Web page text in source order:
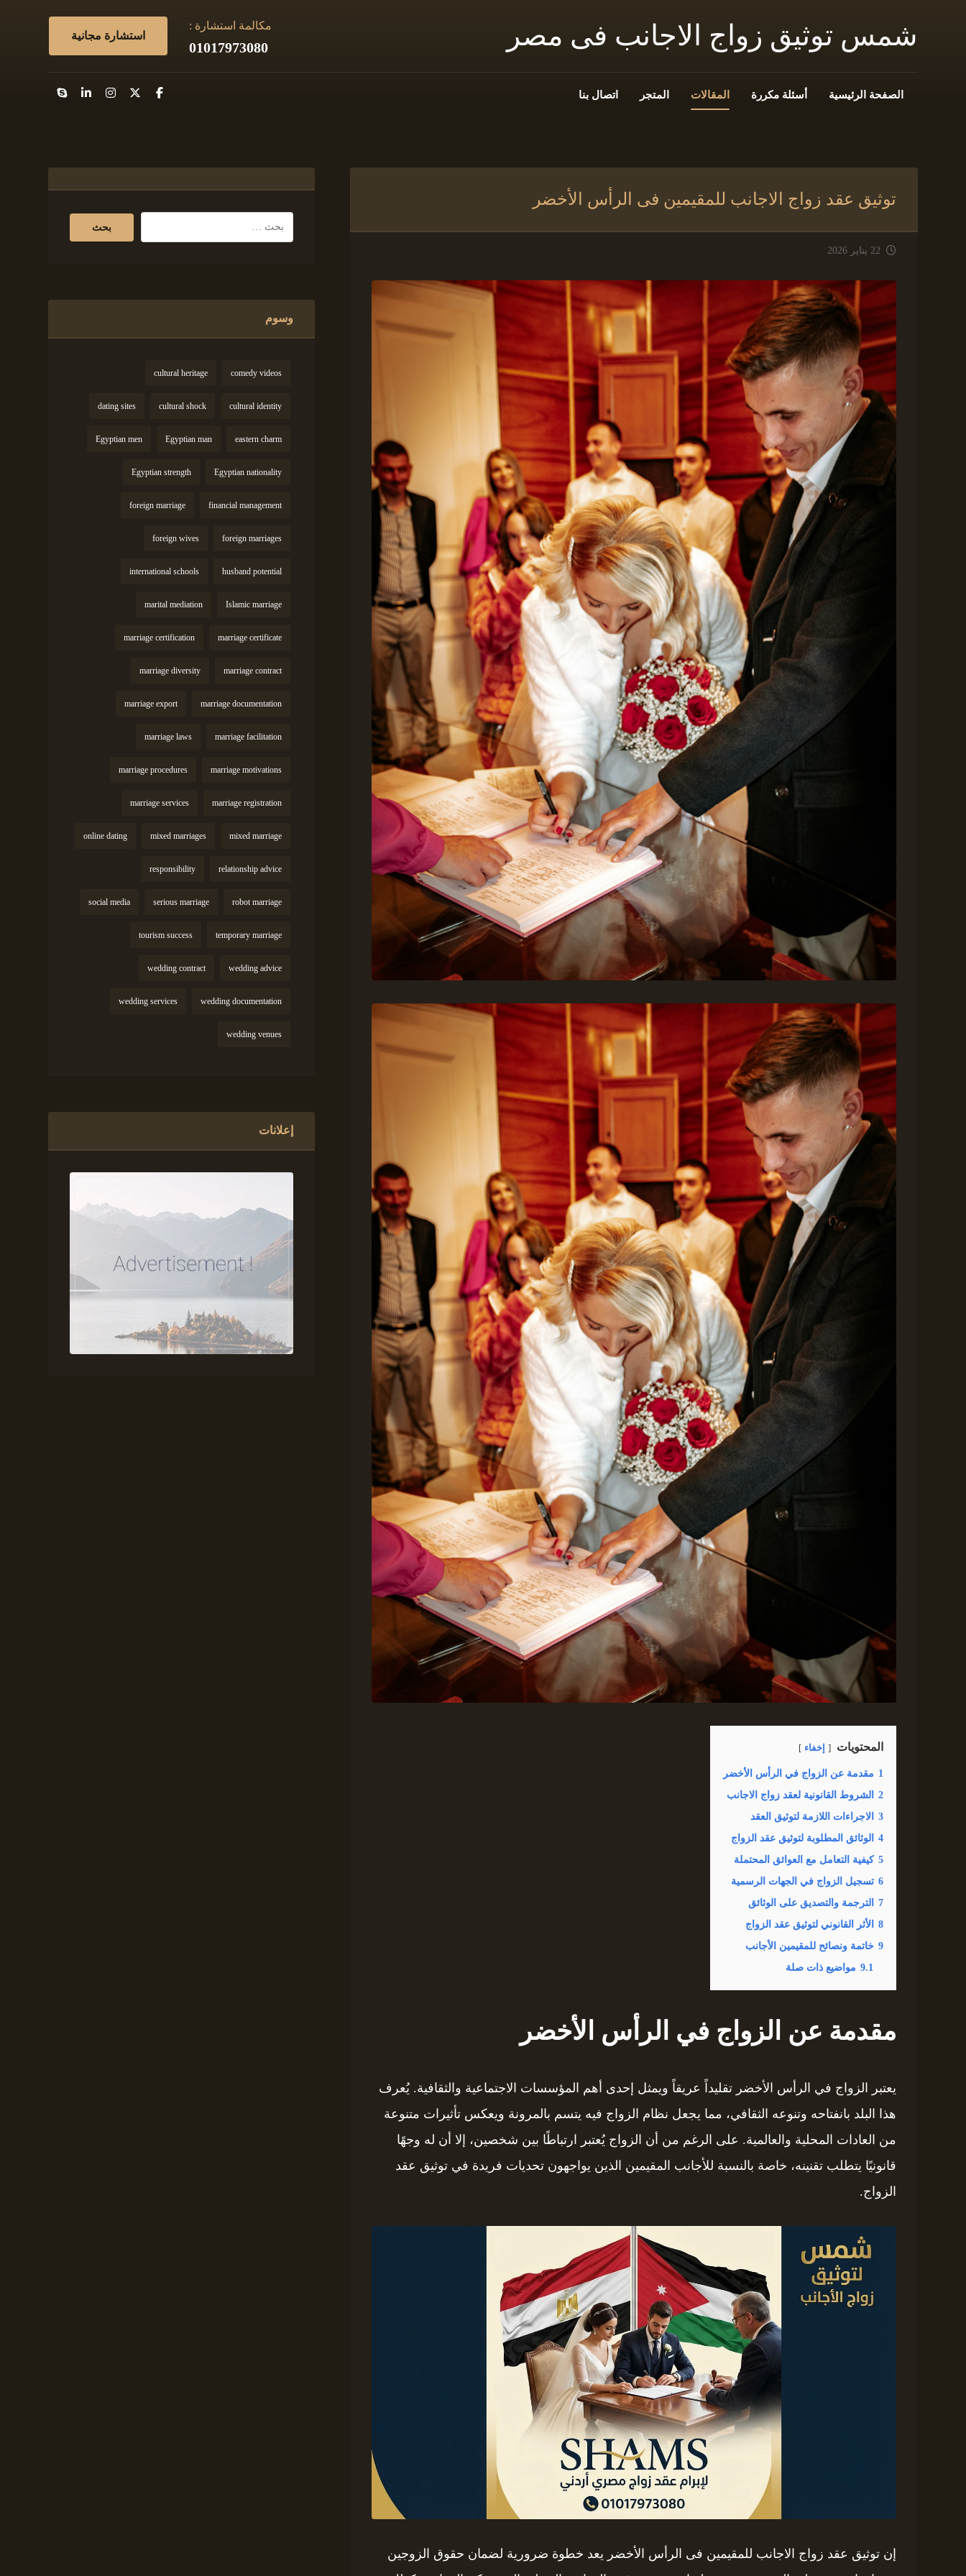
شمس توثيق زواج الاجانب فى مصر استشارة مجانية
مكالمة استشارة :
01017973080
الصفحة الرئيسية أسئلة مكررة المقالات المتجر اتصال بنا
توثيق عقد زواج الاجانب للمقيمين فى الرأس الأخضر
22 يناير 2026
المحتويات إخفاء
1 مقدمة عن الزواج في الرأس الأخضر
2
الشروط القانونية لعقد زواج الاجانب
3
الاجراءات اللازمة لتوثيق العقد
4
الوثائق المطلوبة لتوثيق عقد الزواج
5 كيفية التعامل مع العوائق المحتملة
6 تسجيل الزواج في الجهات الرسمية
7
الترجمة والتصديق على الوثائق
8
الأثر القانوني لتوثيق عقد الزواج
9 خاتمة ونصائح للمقيمين الأجانب
9.1 مواضيع ذات صلة
مقدمة عن الزواج في الرأس الأخضر
يعتبر الزواج في الرأس الأخضر تقليداً عريقاً ويمثل إحدى أهم المؤسسات الاجتماعية والثقافية. يُعرف
هذا البلد بانفتاحه وتنوعه الثقافي، مما يجعل نظام الزواج فيه يتسم بالمرونة ويعكس تأثيرات متنوعة
من العادات المحلية والعالمية. على الرغم من أن الزواج يُعتبر ارتباطًا بين شخصين، إلا أن له وجهًا
قانونيًا يتطلب تقنينه، خاصة بالنسبة للأجانب المقيمين الذين يواجهون تحديات فريدة في توثيق عقد
الزواج.
إن توثيق عقد زواج الاجانب للمقيمين فى الرأس الأخضر يعد خطوة ضرورية لضمان حقوق الزوجين
وسوم
comedy videos
cultural heritage
cultural identity
cultural shock
dating sites
eastern charm
Egyptian man
Egyptian men
Egyptian nationality
Egyptian strength
financial management
foreign marriage
foreign marriages
foreign wives
husband potential
international schools
Islamic marriage
marital mediation
marriage certificate
marriage certification
marriage contract
marriage diversity
marriage documentation
marriage export
marriage facilitation
marriage laws
marriage motivations
marriage procedures
marriage registration
marriage services
mixed marriage
mixed marriages
online dating
relationship advice
responsibility
robot marriage
serious marriage
social media
temporary marriage
tourism success
wedding advice
wedding contract
wedding documentation
wedding services
wedding venues
إعلانات